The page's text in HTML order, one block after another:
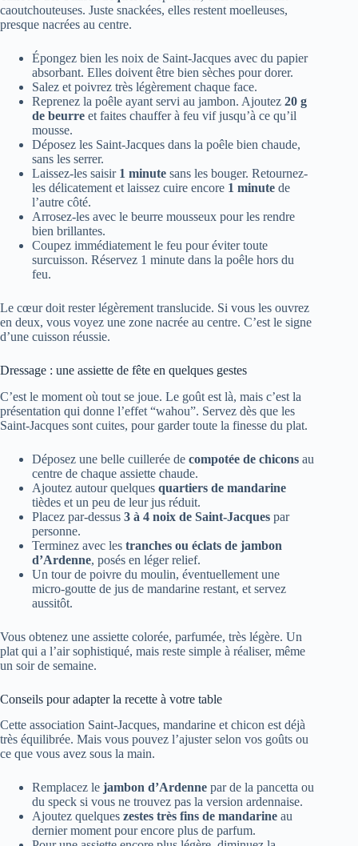
caoutchouteuses. Juste snackées, elles restent moelleuses,
presque nacrées au centre.
Épongez bien les noix de Saint-Jacques avec du papier
absorbant. Elles doivent être bien sèches pour dorer.
Salez et poivrez très légèrement chaque face.
Reprenez la poêle ayant servi au jambon. Ajoutez 20 g
de beurre et faites chauffer à feu vif jusqu’à ce qu’il
mousse.
Déposez les Saint-Jacques dans la poêle bien chaude,
sans les serrer.
Laissez-les saisir 1 minute sans les bouger. Retournez-
les délicatement et laissez cuire encore 1 minute de
l’autre côté.
Arrosez-les avec le beurre mousseux pour les rendre
bien brillantes.
Coupez immédiatement le feu pour éviter toute
surcuisson. Réservez 1 minute dans la poêle hors du
feu.
Le cœur doit rester légèrement translucide. Si vous les ouvrez
en deux, vous voyez une zone nacrée au centre. C’est le signe
d’une cuisson réussie.
Dressage : une assiette de fête en quelques gestes
C’est le moment où tout se joue. Le goût est là, mais c’est la
présentation qui donne l’effet “wahou”. Servez dès que les
Saint-Jacques sont cuites, pour garder toute la finesse du plat.
Déposez une belle cuillerée de compotée de chicons au
centre de chaque assiette chaude.
Ajoutez autour quelques quartiers de mandarine
tièdes et un peu de leur jus réduit.
Placez par-dessus 3 à 4 noix de Saint-Jacques par
personne.
Terminez avec les tranches ou éclats de jambon
d’Ardenne, posés en léger relief.
Un tour de poivre du moulin, éventuellement une
micro-goutte de jus de mandarine restant, et servez
aussitôt.
Vous obtenez une assiette colorée, parfumée, très légère. Un
plat qui a l’air sophistiqué, mais reste simple à réaliser, même
un soir de semaine.
Conseils pour adapter la recette à votre table
Cette association Saint-Jacques, mandarine et chicon est déjà
très équilibrée. Mais vous pouvez l’ajuster selon vos goûts ou
ce que vous avez sous la main.
Remplacez le jambon d’Ardenne par de la pancetta ou
du speck si vous ne trouvez pas la version ardennaise.
Ajoutez quelques zestes très fins de mandarine au
dernier moment pour encore plus de parfum.